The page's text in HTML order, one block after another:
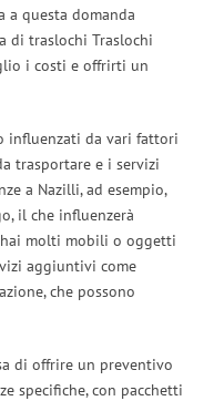
a questa domanda
di traslochi Traslochi
i costi e offrirti un
influenzati da vari fattori
trasportare e i servizi
a Nazilli, ad esempio,
il che influenzerà
molti mobili o oggetti
aggiuntivi come
che possono
di offrire un preventivo
specifiche, con pacchetti